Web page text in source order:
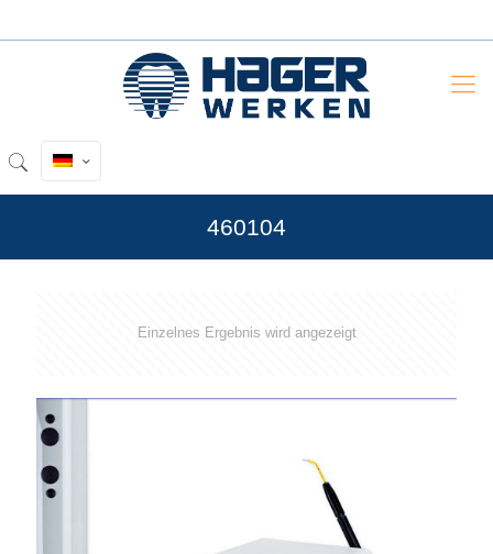
460104
Einzelnes Ergebnis wird angezeigt